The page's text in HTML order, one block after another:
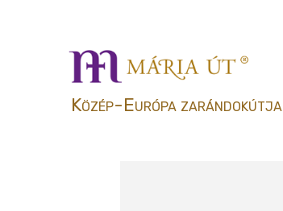
Közép-Európa zarándokútja